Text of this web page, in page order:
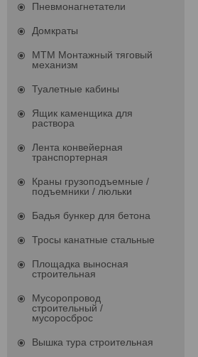
Пневмонагнетатели
Домкраты
МТМ Монтажный тяговый
механизм
Туалетные кабины
Ящик каменщика для
раствора
Лента конвейерная
транспортерная
Краны грузоподъемные /
подъемники / люльки
Бадья бункер для бетона
Тросы канатные стальные
Площадка выносная
строительная
Мусоропровод
строительный /
мусоросброс
Вышка тура строительная